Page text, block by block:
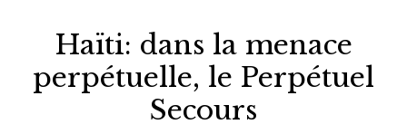
Haïti: dans la menace
perpétuelle, le Perpétuel
Secours